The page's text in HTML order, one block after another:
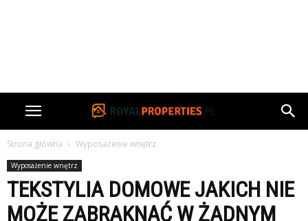
Strona główna Wyposażenie wnętrz
Wyposażenie wnętrz
TEKSTYLIA DOMOWE JAKICH NIE
MOŻE ZABRAKNĄĆ W ŻADNYM